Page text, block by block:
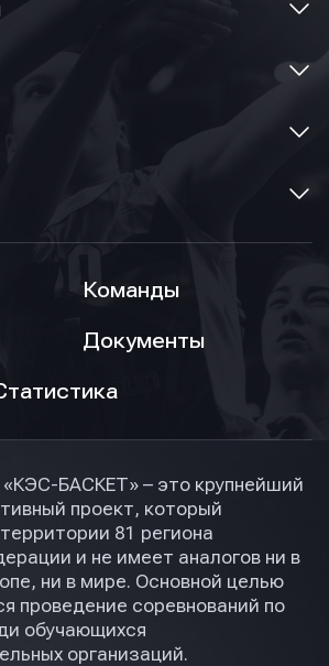
Команды
Документы
БАСКЕТ» – это крупнейший
проект, который
81 региона
и не имеет аналогов ни в
ни в мире. Основной целью
проведение соревнований по
обучающихся
организаций.